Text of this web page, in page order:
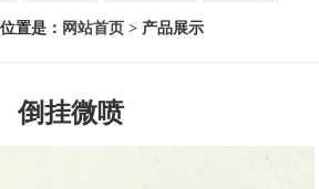
置是： 网站首页 > 产品展示
倒挂微喷